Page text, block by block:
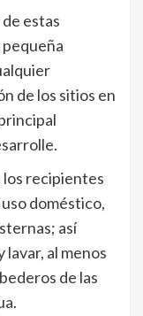
estas
de los sitios en
recipientes
doméstico,
así
al menos
de las